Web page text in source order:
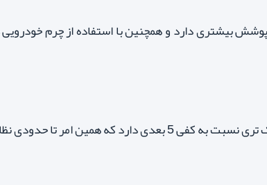
پوشش بیشتری دارد و همچنین با استفاده از چرم